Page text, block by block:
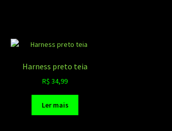
Harness preto teia
R$ 34,99
Ler mais